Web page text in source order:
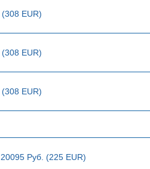
EUR)
EUR)
EUR)
Руб. (225 EUR)